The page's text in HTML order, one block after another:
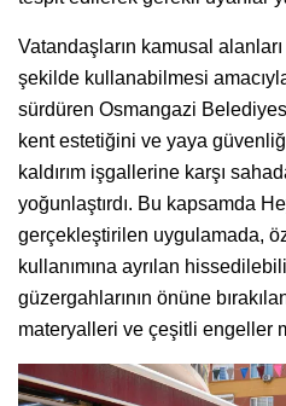
Vatandaşların kamusal
şekilde kullanabilmesi amacıyla
sürdüren Osmangazi
kent estetiğini ve yaya
kaldırım işgallerine karşı
yoğunlaştırdı. Bu kapsamda
gerçekleştirilen uygulamada,
kullanımına ayrılan
güzergahlarının önüne
materyalleri ve çeşitli engeller